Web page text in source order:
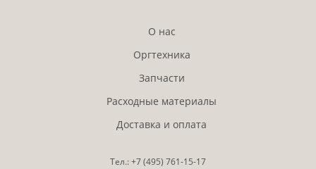
О нас
Оргтехника
Запчасти
Расходные материалы
Доставка и оплата
Тел.:+7 (495) 761-15-17